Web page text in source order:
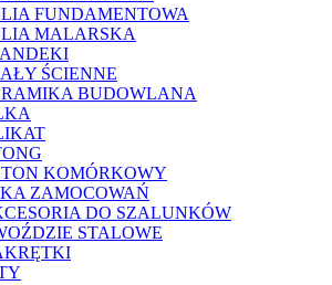
FUNDAMENTOWA
MALARSKA
ŚCIENNE
BUDOWLANA
KOMÓRKOWY
ZAMOCOWAŃ
DO SZALUNKÓW
STALOWE